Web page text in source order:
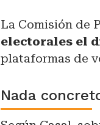
La Comisión de
electorales el
plataformas de
Nada